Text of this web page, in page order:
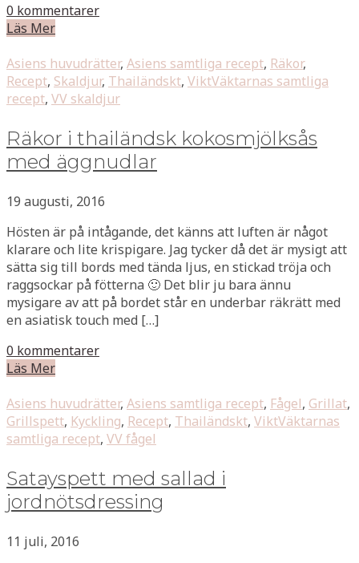
0 kommentarer
Läs Mer
Asiens huvudrätter, Asiens samtliga recept, Räkor,
Recept, Skaldjur, Thailändskt, ViktVäktarnas samtliga
recept, VV skaldjur
Räkor i thailändsk kokosmjölksås
med äggnudlar
19 augusti, 2016
Hösten är på intågande, det känns att luften är något
klarare och lite krispigare. Jag tycker då det är mysigt att
sätta sig till bords med tända ljus, en stickad tröja och
raggsockar på fötterna 🙂 Det blir ju bara ännu
mysigare av att på bordet står en underbar räkrätt med
en asiatisk touch med […]
0 kommentarer
Läs Mer
Asiens huvudrätter, Asiens samtliga recept, Fågel, Grillat,
Grillspett, Kyckling, Recept, Thailändskt, ViktVäktarnas
samtliga recept, VV fågel
Satayspett med sallad i
jordnötsdressing
11 juli, 2016